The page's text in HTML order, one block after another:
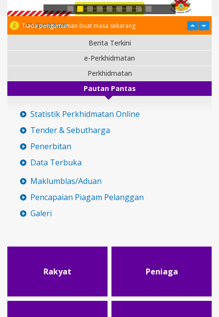
PENGUMUMAN
Tiada pengumuman buat masa sekarang
Berita Terkini
e-Perkhidmatan
Perkhidmatan
Pautan Pantas
Statistik Perkhidmatan Online
Tender & Sebutharga
Penerbitan
Data Terbuka
Maklumblas/Aduan
Pencapaian Piagam Pelanggan
Galeri
Rakyat Peniaga